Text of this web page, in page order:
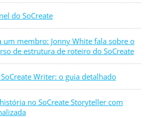
do SoCreate
um membro: Jonny White fala sobre o
de estrutura de roteiro do SoCreate
Writer: o guia detalhado
no SoCreate Storyteller com